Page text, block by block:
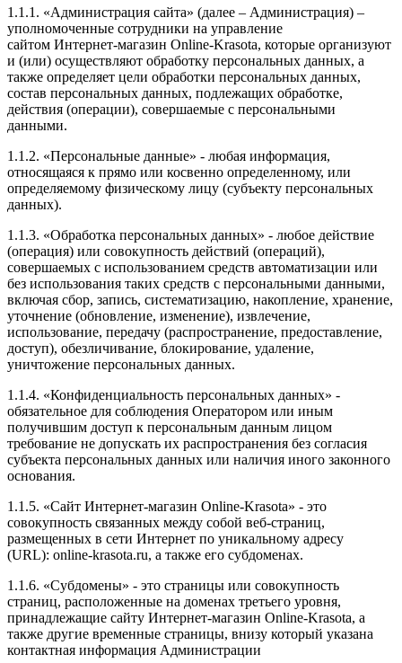
1.1.1. «Администрация сайта» (далее – Администрация) –
уполномоченные сотрудники на управление
сайтом Интернет-магазин Online-Krasota, которые организуют
и (или) осуществляют обработку персональных данных, а
также определяет цели обработки персональных данных,
состав персональных данных, подлежащих обработке,
действия (операции), совершаемые с персональными
данными.
1.1.2. «Персональные данные» - любая информация,
относящаяся к прямо или косвенно определенному, или
определяемому физическому лицу (субъекту персональных
данных).
1.1.3. «Обработка персональных данных» - любое действие
(операция) или совокупность действий (операций),
совершаемых с использованием средств автоматизации или
без использования таких средств с персональными данными,
включая сбор, запись, систематизацию, накопление, хранение,
уточнение (обновление, изменение), извлечение,
использование, передачу (распространение, предоставление,
доступ), обезличивание, блокирование, удаление,
уничтожение персональных данных.
1.1.4. «Конфиденциальность персональных данных» -
обязательное для соблюдения Оператором или иным
получившим доступ к персональным данным лицом
требование не допускать их распространения без согласия
субъекта персональных данных или наличия иного законного
основания.
1.1.5. «Сайт Интернет-магазин Online-Krasota» - это
совокупность связанных между собой веб-страниц,
размещенных в сети Интернет по уникальному адресу
(URL): online-krasota.ru, а также его субдоменах.
1.1.6. «Субдомены» - это страницы или совокупность
страниц, расположенные на доменах третьего уровня,
принадлежащие сайту Интернет-магазин Online-Krasota, а
также другие временные страницы, внизу который указана
контактная информация Администрации